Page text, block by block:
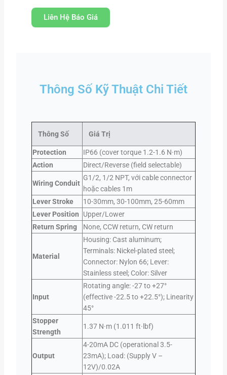
Liên Hệ Báo Giá
Thông Số Kỹ Thuật Chi Tiết
Thông Số Giá Trị
Protection
IP66 (cover torque 1.2-1.6 N·m)
Action
Direct/Reverse (field selectable)
Wiring Conduit
G1/2, 1/2 NPT, với cable connector
hoặc cables 1m
Lever Stroke
10-30mm, 30-100mm, 25-60mm
Lever Position
Upper/Lower
Return Spring
None, CCW return, CW return
Material
Housing: Cast aluminum;
Terminals: Nickel-plated steel;
Connector: Nylon 66; Lever:
Stainless steel; Color: Silver
Input
Rotating angle: -27 to +27°
(effective -22.5 to +22.5°); Linearity
45°
Stopper
Strength
1.37 N·m (1.011 ft·lbf)
Output
4-20mA DC (operational 3.5-
23mA); Load: (Supply V –
12V)/0.02A